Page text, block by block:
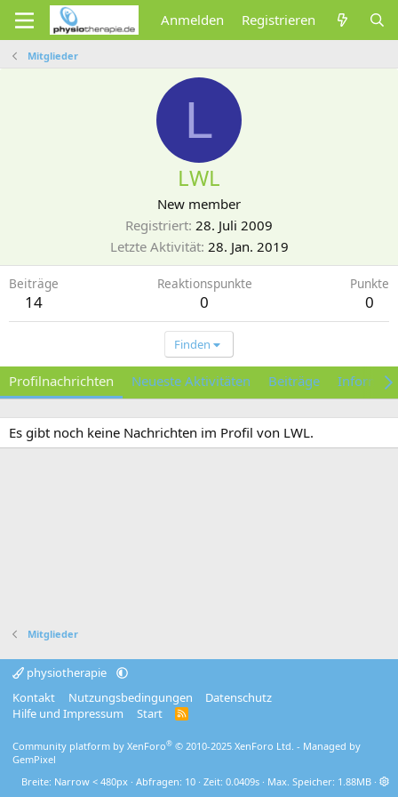
Anmelden Registrieren
Mitglieder
L
LWL
New member
Registriert 28. Juli 2009
Letzte Aktivität 28. Jan. 2019
Beiträge
14
Reaktionspunkte
0
Punkte
0
Finden
Profilnachrichten Neueste Aktivitäten Beiträge
Es gibt noch keine Nachrichten im Profil von LWL.
Mitglieder
physiotherapie
Kontakt
Nutzungsbedingungen
Datenschutz
Hilfe und Impressum
Start
R
Community platform by XenForo® © 2010-2025 XenForo Ltd. - Managed by
GemPixel
Breite
Abfragen 10 Zeit 0.0409s Max. Speicher 1.88MB